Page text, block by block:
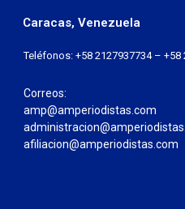
Caracas, Venezuela
Teléfonos: +58 2127937734 – +58
Correos:
amp@amperiodistas.com
afiliacion@amperiodistas.com